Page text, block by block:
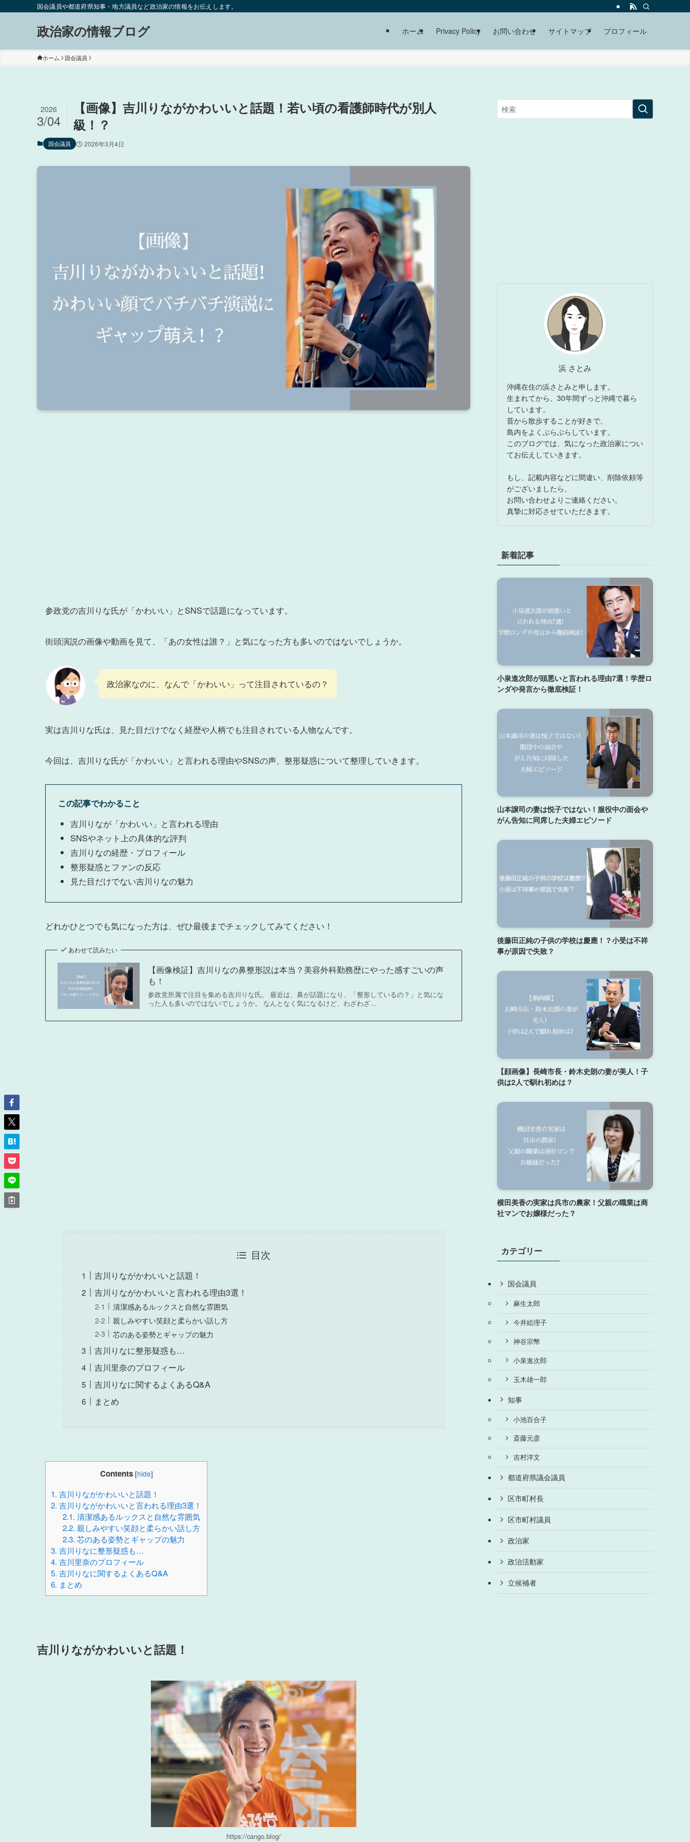
国会議員や都道府県知事・地方議員など政治家の情報をお伝えします。
政治家の情報ブログ ホーム Privacy Policy お問い合わせ サイトマップ プロフィール
ホーム 国会議員
【画像】吉川りながかわいいと話題！若い頃の看護師時代が別人
級！？
2026
3/04
国会議員 2026年3月4日
参政党の吉川りな氏が「かわいい」とSNSで話題になっています。
街頭演説の画像や動画を見て、「あの女性は誰？」と気になった方も多いのではないでしょうか。
政治家なのに、なんで「かわいい」って注目されているの？
実は吉川りな氏は、見た目だけでなく経歴や人柄でも注目されている人物なんです。
今回は、吉川りな氏が「かわいい」と言われる理由やSNSの声、整形疑惑について整理していきます。
この記事でわかること
吉川りなが「かわいい」と言われる理由
SNSやネット上の具体的な評判
吉川りなの経歴・プロフィール
整形疑惑とファンの反応
見た目だけでない吉川りなの魅力
どれかひとつでも気になった方は、ぜひ最後までチェックしてみてください！
あわせて読みたい
【画像検証】吉川りなの鼻整形説は本当？美容外科勤務歴にやった感すごいの声
も！
参政党所属で注目を集める吉川りな氏。 最近は、鼻が話題になり、「整形しているの？」と気にな
った人も多いのではないでしょうか。 なんとなく気になるけど、わざわざ…
目次
吉川りながかわいいと話題！
吉川りながかわいいと言われる理由3選！
清潔感あるルックスと自然な雰囲気
親しみやすい笑顔と柔らかい話し方
芯のある姿勢とギャップの魅力
吉川りなに整形疑惑も…
吉川里奈のプロフィール
吉川りなに関するよくあるQ&A
まとめ
Contents [hide]
1. 吉川りながかわいいと話題！
2. 吉川りながかわいいと言われる理由3選！
2.1. 清潔感あるルックスと自然な雰囲気
2.2. 親しみやすい笑顔と柔らかい話し方
2.3. 芯のある姿勢とギャップの魅力
3. 吉川りなに整形疑惑も…
4. 吉川里奈のプロフィール
5. 吉川りなに関するよくあるQ&A
6. まとめ
吉川りながかわいいと話題！
https://cango.blog/
浜 さとみ
沖縄在住の浜さとみと申します。
生まれてから、30年間ずっと沖縄で暮ら
しています。
昔から散歩することが好きで、
島内をよくぶらぶらしています。
このブログでは、気になった政治家につい
てお伝えしていきます。
もし、記載内容などに間違い、削除依頼等
がございましたら、
お問い合わせよりご連絡ください。
真摯に対応させていただきます。
新着記事
小泉進次郎が頭悪いと言われる理由7選！学歴ロ
ンダや発言から徹底検証！
山本譲司の妻は悦子ではない！服役中の面会や
がん告知に同席した夫婦エピソード
後藤田正純の子供の学校は慶應！？小受は不祥
事が原因で失敗？
【顔画像】長崎市長・鈴木史朗の妻が美人！子
供は2人で馴れ初めは？
横田美香の実家は呉市の農家！父親の職業は商
社マンでお嬢様だった？
カテゴリー
国会議員
麻生太郎
今井絵理子
神谷宗幣
小泉進次郎
玉木雄一郎
知事
小池百合子
斎藤元彦
吉村洋文
都道府県議会議員
区市町村長
区市町村議員
政治家
政治活動家
立候補者